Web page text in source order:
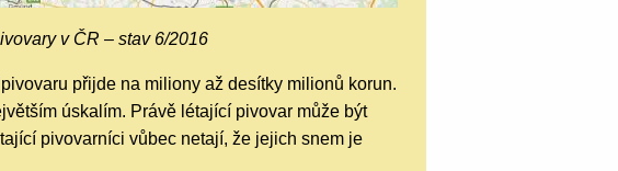
v ČR – stav 6/2016
přijde na miliony až desítky milionů korun.
úskalím. Právě létající pivovar může být
pivovarníci vůbec netají, že jejich snem je